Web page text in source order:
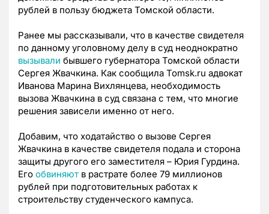
рублей в пользу бюджета Томской области.
Ранее мы рассказывали, что в качестве свидетеля
по данному уголовному делу в суд неоднократно
вызывали бывшего губернатора Томской области
Сергея Жвачкина. Как сообщила Tomsk.ru адвокат
Иванова Марина Вихлянцева, необходимость
вызова Жвачкина в суд связана с тем, что многие
решения зависели именно от него.
Добавим, что ходатайство о вызове Сергея
Жвачкина в качестве свидетеля подала и сторона
защиты другого его заместителя – Юрия Гурдина.
Его обвиняют в растрате более 79 миллионов
рублей при подготовительных работах к
строительству студенческого кампуса.